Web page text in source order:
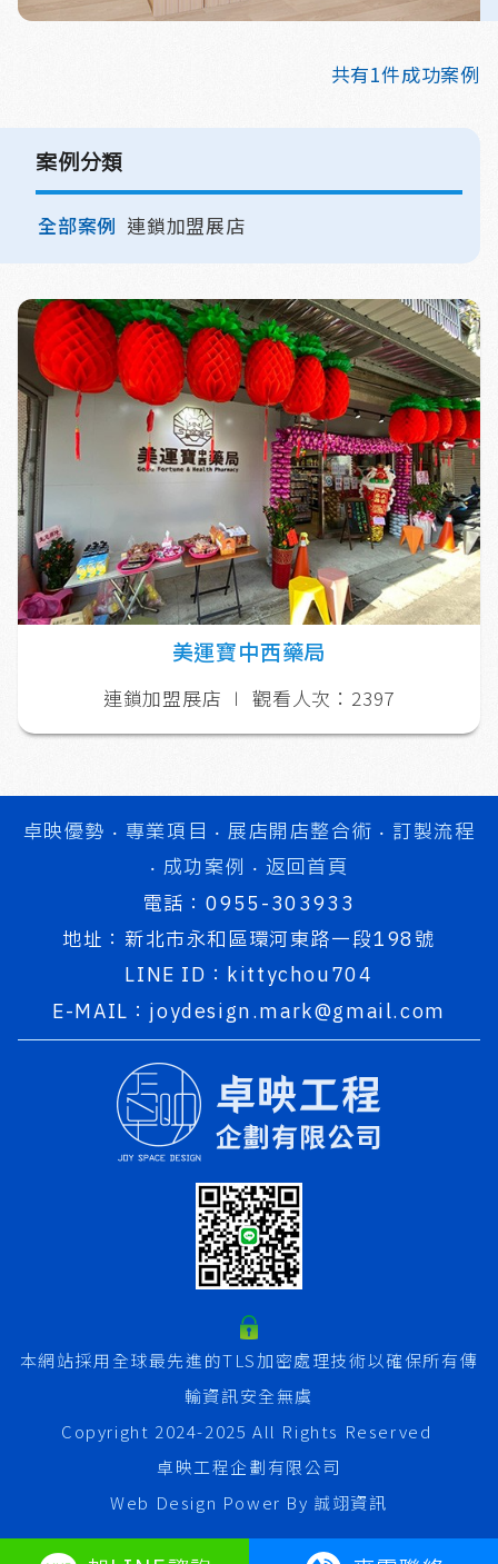
共有1件成功案例
案例分類
全部案例 連鎖加盟展店
美運寶中西藥局
連鎖加盟展店 ∣ 觀看人次：2397
卓映優勢 ‧ 專業項目 ‧ 展店開店整合術 ‧ 訂製流程
‧ 成功案例 ‧ 返回首頁
電話： 0955-303933
地址： 新北市永和區環河東路一段198號
LINE ID： kittychou704
E-MAIL： joydesign.mark@gmail.com
本網站採用全球最先進的TLS加密處理技術以確保所有傳
輸資訊安全無虞
Copyright 2024-2025 All Rights Reserved
卓映工程企劃有限公司
Web Design Power By 誠翊資訊